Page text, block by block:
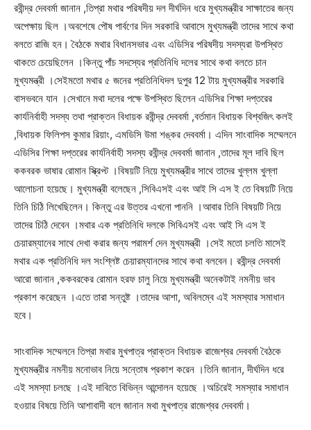
রবীন্দ্র দেববর্মা জানান ,তিপ্রা মথার পরিষদীয় দল দীর্ঘদিন ধরে মুখ্যমন্ত্রীর সাক্ষাতের জন্য
অপেক্ষায় ছিল ।অবশেষে পৌষ পার্বণের দিন সরকারি আবাসে মুখ্যমন্ত্রী তাদের সাথে কথা
বলতে রাজি হন। বৈঠকে মথার বিধানসভার এবং এডিসির পরিষদীয় সদস্যরা উপস্থিত
থাকতে চেয়েছিলেন ।কিন্তু পাঁচ সদস্যের প্রতিনিধি দলের সাথে কথা বলতে চান
মুখ্যমন্ত্রী ।সেইমতো মথার ৫ জনের প্রতিনিধিদল দুপুর 12 টায় মুখ্যমন্ত্রীর সরকারি
বাসভবনে যান ।সেখানে মথা দলের পক্ষে উপস্থিত ছিলেন এডিসির শিক্ষা দপ্তরের
কার্যনির্বাহী সদস্য তথা প্রাক্তন বিধায়ক রবীন্দ্র দেববর্মা ,বর্তমান বিধায়ক বিশ্বজিৎ কলই
,বিধায়ক ফিলিপস কুমার রিয়াং, এমডিসি উমা শঙ্কর দেববর্মা। এদিন সাংবাদিক সম্মেলনে
এডিসির শিক্ষা দপ্তরের কার্যনির্বাহী সদস্য রবীন্দ্র দেববর্মা জানান ,তাদের মূল দাবি ছিল
ককবরক ভাষার রোমান স্ক্রিপ্ট ।বিষয়টি নিয়ে মুখ্যমন্ত্রীর সাথে তাদের খুল্লম খুল্লা
আলোচনা হয়েছে। মুখ্যমন্ত্রী বলেছেন ,সিবিএসই এবং আই সি এস ই তে বিষয়টি নিয়ে
তিনি চিঠি লিখেছিলেন। কিন্তু এর উত্তর এখনো পাননি ।আবার তিনি বিষয়টি নিয়ে
তাদের চিঠি দেবেন ।মথার এক প্রতিনিধি দলকে সিবিএসই এবং আই সি এস ই
চেয়ারম্যানের সাথে দেখা করার জন্য পরামর্শ দেন মুখ্যমন্ত্রী ।সেই মতো চলতি মাসেই
মথার এক প্রতিনিধি দল সংশ্লিষ্ট চেয়ারম্যানদের সাথে কথা বলবেন। রবীন্দ্র দেববর্মা
আরো জানান ,ককবরকের রোমান হরফ চালু নিয়ে মুখ্যমন্ত্রী অনেকটাই নমনীয় ভাব
প্রকাশ করেছেন ।এতে তারা সন্তুষ্ট ।তাদের আশা, অবিলম্বে এই সমস্যার সমাধান
হবে।
সাংবাদিক সম্মেলনে তিপ্রা মথার মুখপাত্র প্রাক্তন বিধায়ক রাজেশ্বর দেববর্মা বৈঠকে
মুখ্যমন্ত্রীর নমনীয় মনোভাব নিয়ে সন্তোষ প্রকাশ করেন ।তিনি জানান, দীর্ঘদিন ধরে
এই সমস্যা চলছে ।এই দাবিতে বিভিন্ন আন্দোলন হয়েছে ।অচিরেই সমস্যার সমাধান
হওয়ার বিষয়ে তিনি আশাবাদী বলে জানান মথা মুখপাত্র রাজেশ্বর দেববর্মা।